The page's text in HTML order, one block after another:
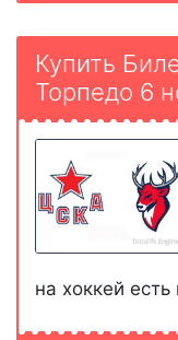
Купить
Торпедо 6
на хоккей есть